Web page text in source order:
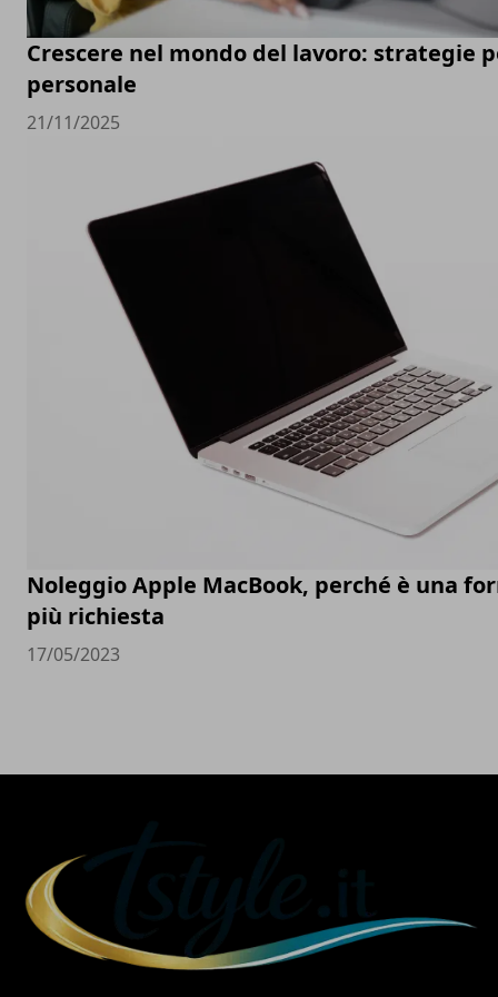
Crescere nel mondo del lavoro: strategie
personale
21/11/2025
Noleggio Apple MacBook, perché è una
più richiesta
17/05/2023